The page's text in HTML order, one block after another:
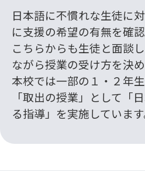
日本語に不慣れな生徒に
に支援の希望の有無を確認
こちらからも生徒と面談
ながら授業の受け方を決め
本校では一部の１・２年生
「取出の授業」として「
る指導」を実施しています